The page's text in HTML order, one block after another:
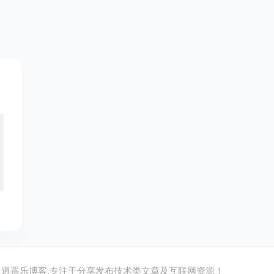
逍遥乐博客,专注于分享发布技术类文章及互联网资源！